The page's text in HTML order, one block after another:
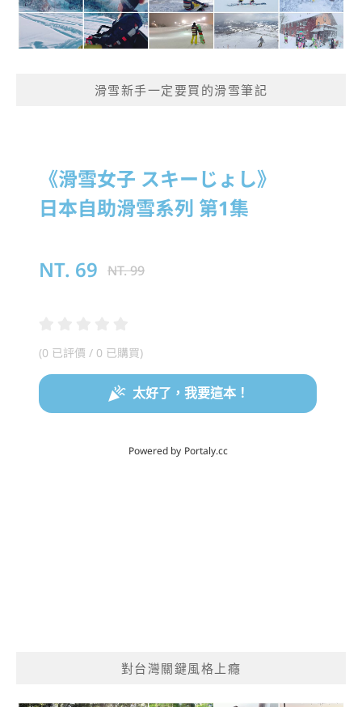
滑雪新手一定要買的滑雪筆記
對台灣關鍵風格上癮